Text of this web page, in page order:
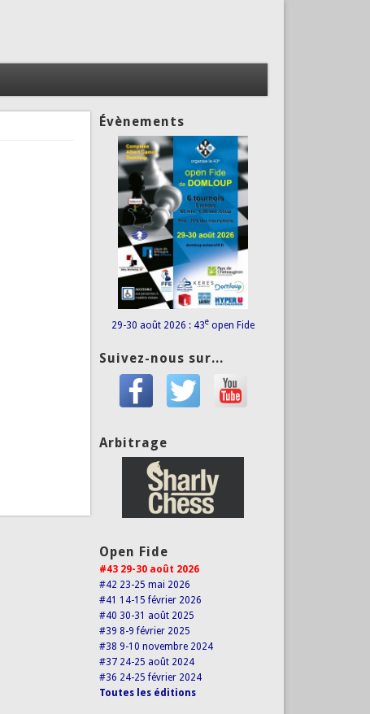
Évènements
29-30 août 2026 : 43e open Fide
Suivez-nous sur...
Arbitrage
Open Fide
#43 29-30 août 2026
#42 23-25 mai 2026
#41 14-15 février 2026
#40 30-31 août 2025
#39 8-9 février 2025
#38 9-10 novembre 2024
#37 24-25 août 2024
#36 24-25 février 2024
Toutes les éditions